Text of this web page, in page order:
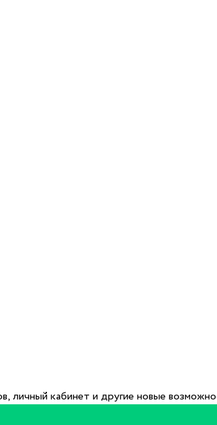
личный кабинет и другие новые